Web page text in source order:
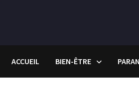
ACCUEIL BIEN-ÊTRE